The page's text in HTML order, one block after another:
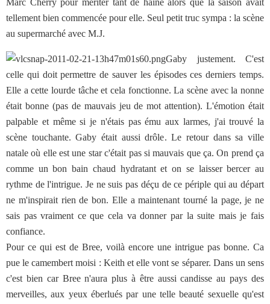
Marc Cherry pour mériter tant de haine alors que la saison avait
tellement bien commencée pour elle. Seul petit truc sympa : la scène
au supermarché avec M.J.
Gaby justement. C'est
celle qui doit permettre de sauver les épisodes ces derniers temps.
Elle a cette lourde tâche et cela fonctionne. La scène avec la nonne
était bonne (pas de mauvais jeu de mot attention). L'émotion était
palpable et même si je n'étais pas ému aux larmes, j'ai trouvé la
scène touchante. Gaby était aussi drôle. Le retour dans sa ville
natale où elle est une star c'était pas si mauvais que ça. On prend ça
comme un bon bain chaud hydratant et on se laisser bercer au
rythme de l'intrigue. Je ne suis pas déçu de ce périple qui au départ
ne m'inspirait rien de bon. Elle a maintenant tourné la page, je ne
sais pas vraiment ce que cela va donner par la suite mais je fais
confiance.
Pour ce qui est de Bree, voilà encore une intrigue pas bonne. Ca
pue le camembert moisi : Keith et elle vont se séparer. Dans un sens
c'est bien car Bree n'aura plus à être aussi candisse au pays des
merveilles, aux yeux éberlués par une telle beauté sexuelle qu'est